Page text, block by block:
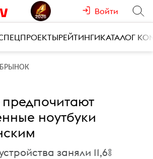
Войти
РЕЙТИНГИКАТАЛОГ
ноутбуки
заняли 11,6%